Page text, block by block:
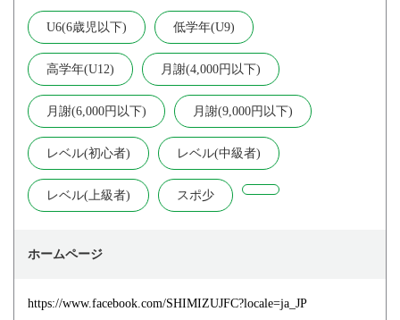
U6(6歳児以下) 低学年(U9)
高学年(U12) 月謝(4,000円以下)
月謝(6,000円以下) 月謝(9,000円以下)
レベル(初心者) レベル(中級者)
レベル(上級者) スポ少
ホームページ
https://www.facebook.com/SHIMIZUJFC?locale=ja_JP